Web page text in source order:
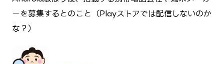
ーを募集するとのこと（Playストアでは配信しないのか
な？）